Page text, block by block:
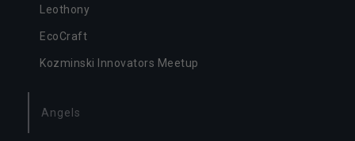
Leothony
EcoCraft
Kozminski Innovators Meetup
Angels